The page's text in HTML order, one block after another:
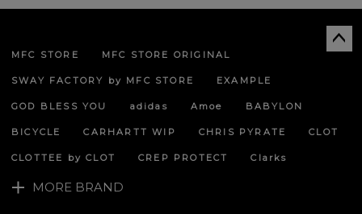
MFC STORE MFC STORE ORIGINAL
SWAY FACTORY by MFC STORE EXAMPLE
GOD BLESS YOU adidas Amoe BABYLON
BICYCLE CARHARTT WIP CHRIS PYRATE CLOT
CLOTTEE by CLOT CREP PROTECT Clarks
MORE BRAND